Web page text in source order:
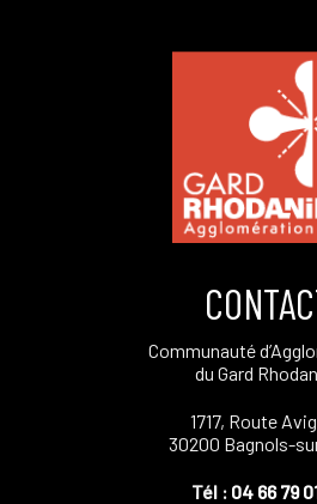
Communauté
du Gard
1717, Route
30200 Bagnols-
Tél : 04 66 79